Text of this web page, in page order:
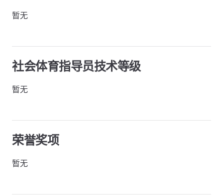
暂无
社会体育指导员技术等级
暂无
荣誉奖项
暂无